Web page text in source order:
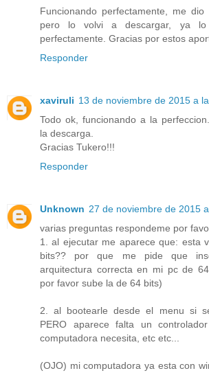
Funcionando perfectamente, me
pero lo volvi a descargar, ya lo
perfectamente. Gracias por estos
Responder
xaviruli 13 de noviembre de 2015 a
Todo ok, funcionando a la
la descarga.
Gracias Tukero!!!
Responder
Unknown 27 de noviembre de 2015
varias preguntas respondeme por
1. al ejecutar me aparece que: esta
bits?? por que me pide que
arquitectura correcta en mi pc de
por favor sube la de 64 bits)
2. al bootearle desde el menu si
PERO aparece falta un
computadora necesita, etc etc...
(OJO) mi computadora ya esta con